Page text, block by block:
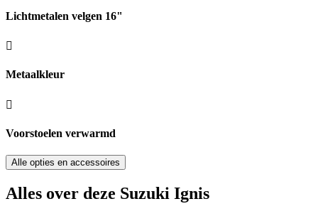
Lichtmetalen velgen 16"
Metaalkleur
Voorstoelen verwarmd
Alle opties en accessoires
Alles over deze Suzuki Ignis